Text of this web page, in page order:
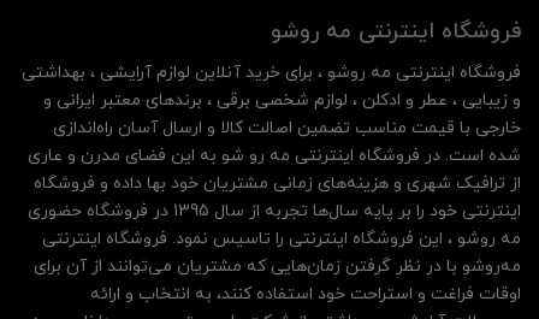
فروشگاه اینترنتی مه‌ رو‌شو
فروشگاه اینترنتی مه‌ رو‌شو ، برای خرید آنلاین لوازم آرایشی ، بهداشتی
و زیبایی ، عطر و ادکلن ، لوازم شخصی برقی ، برندهای معتبر ایرانی و
خارجی با قیمت مناسب تضمین اصالت کالا و ارسال آسان راه‌اندازی
شده است. در فروشگاه اینترنتی مه رو شو به این فضای مدرن و عاری
از ترافیک شهری و هزینه‌های زمانی مشتریان خود بها داده و فروشگاه
اینترنتی خود را بر پایه سال‌ها تجربه از سال 1395 در فروشگاه حضوری
مه روشو ، این فروشگاه اینترنتی را تاسیس نمود. فروشگاه اینترنتی
مه‌رو‌شو با در نظر گرفتن زمان‌هایی که مشتریان می‌توانند از آن‌ برای
اوقات فراغت و استراحت خود استفاده کنند، به انتخاب و ارائه